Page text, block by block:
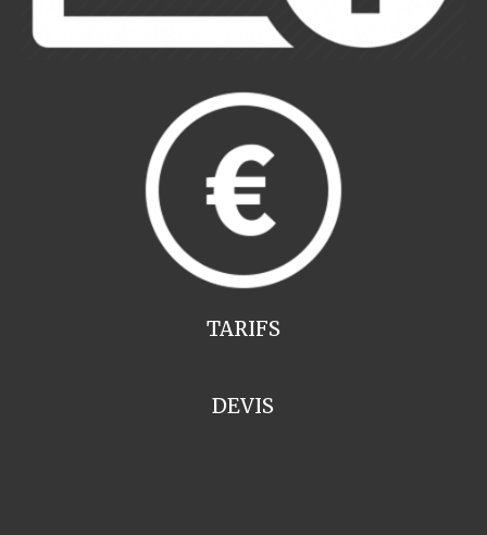
TARIFS
DEVIS